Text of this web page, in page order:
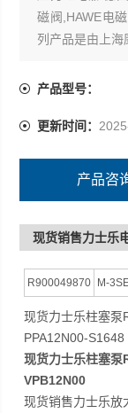
磁阀,HAWE电
列产品是由上
产品型号：
更新时间：
产品咨
现货销售力士乐
R900049870 M-
现货力士乐柱塞
PPA12N00-S1648
现货力士乐柱塞泵
VPB12N00
现货销售力士乐